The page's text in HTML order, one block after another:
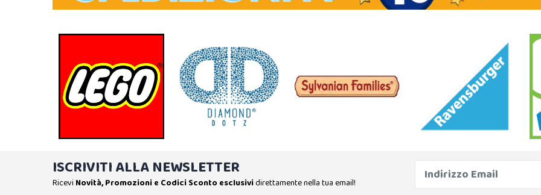
ISCRIVITI ALLA NEWSLETTER
Ricevi Novità, Promozioni e Codici Sconto esclusividirettamente nella tua email!